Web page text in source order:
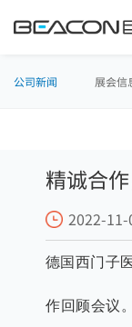
公司新闻 展会信
精诚合
门子医
2022-11-
德国西门子
作回顾会议